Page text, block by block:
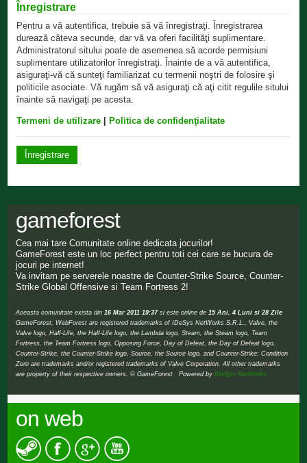
Înregistrare
Pentru a vă autentifica, trebuie să vă înregistraţi. Înregistrarea
durează câteva secunde, dar vă va oferi facilităţi suplimentare.
Administratorul sitului poate de asemenea să acorde permisiuni
suplimentare utilizatorilor înregistraţi. Înainte de a vă autentifica,
asiguraţi-vă că sunteţi familiarizat cu termenii noştri de folosire şi
politicile asociate. Vă rugăm să vă asiguraţi că aţi citit regulile sitului
înainte să navigaţi pe acesta.
Termeni de utilizare Politica de confidenţialitate
Înregistrare
gameforest
Cea mai tare Comunitate online dedicata jocurilor!
GameForest este un loc perfect pentru toti cei care se bucura de
jocuri pe internet!
Va invitam pe serverele noastre de Counter-Strike Source, Counter-
Strike Global Offensive si Team Fortress 2!
Aceasta comunitate exista din 16 Mar 2011 19:37si este online de 15 Ani, 4 Luni si 28 Zile
GameForest, WebForest are registered trademarks of IDeSys NetWorks S.R.L., Valve, the
Valve logo, Half-Life, the Half-Life logo, the Lambda logo, Steam, the Steam logo, Team
Fortress, the Team Fortress logo, Opposing Force, Day of Defeat, the Day of Defeat logo,
Counter-Strike, the Counter-Strike logo, Source, the Source logo, and Counter-Strike: Condition
Zero are trademarks and/or registered trademarks of Valve Corporation. All other trademarks
are property of their respective owners. © GameForest Powered byIDeSys NetWorks
on web